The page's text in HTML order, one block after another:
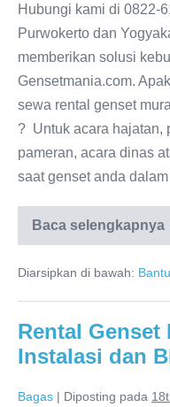
Hubungi kami di 0822-
Purwokerto dan
memberikan solusi
Gensetmania.com.
sewa rental genset
? Untuk acara hajatan,
pameran, acara dinas
saat genset anda
Baca selengkapnya
Diarsipkan di bawah:
Rental
Instalasi dan
Bagas | Diposting pada